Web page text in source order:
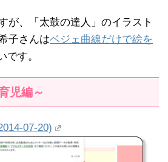
が、「太鼓の達人」のイラスト
子さんはベジェ曲線だけで絵を
です。
児編～
07-20)